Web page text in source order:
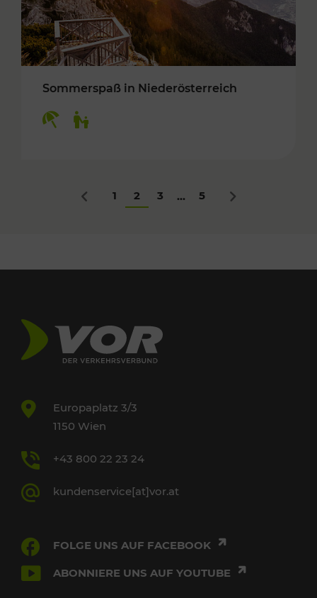
Sommerspaß in Niederösterreich
Zurück
1 2 3 ... 5 Nächstes
Europaplatz 3/3
1150 Wien
+43 800 22 23 24
kundenservice[at]vor.at
FOLGE UNS AUF FACEBOOK
ABONNIERE UNS AUF YOUTUBE